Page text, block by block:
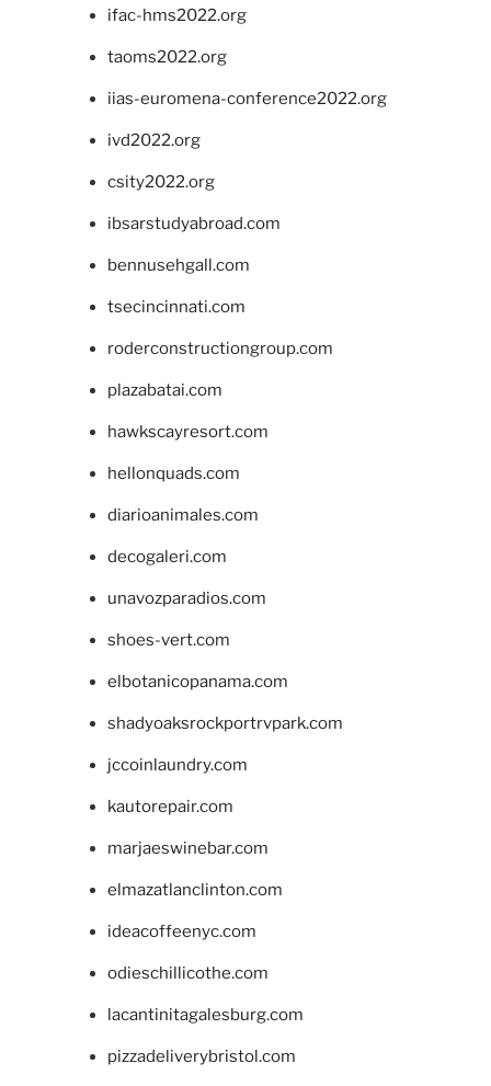
ifac-hms2022.org
taoms2022.org
iias-euromena-conference2022.org
ivd2022.org
csity2022.org
ibsarstudyabroad.com
bennusehgall.com
tsecincinnati.com
roderconstructiongroup.com
plazabatai.com
hawkscayresort.com
hellonquads.com
diarioanimales.com
decogaleri.com
unavozparadios.com
shoes-vert.com
elbotanicopanama.com
shadyoaksrockportrvpark.com
jccoinlaundry.com
kautorepair.com
marjaeswinebar.com
elmazatlanclinton.com
ideacoffeenyc.com
odieschillicothe.com
lacantinitagalesburg.com
pizzadeliverybristol.com